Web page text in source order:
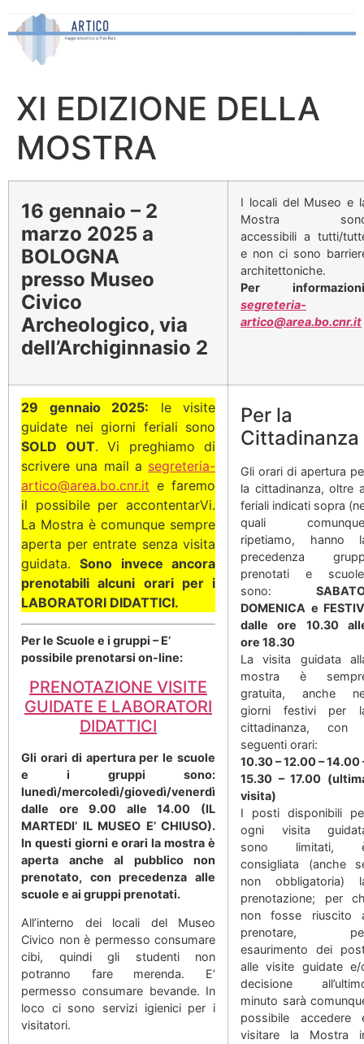
to
content
XI EDIZIONE DELLA
MOSTRA
16 gennaio – 2
marzo 2025 a
BOLOGNA
presso Museo
Civico
Archeologico, via
dell’Archiginnasio 2
I locali del Museo e
Mostra
accessibili a tutti/
e non ci sono
architettoniche.
Per
segreteria-
artico@area.bo.cnr.it
29 gennaio 2025: le visite
guidate nei giorni feriali sono
SOLD OUT. Vi preghiamo di
scrivere una mail a segreteria-
artico@area.bo.cnr.it e faremo
il possibile per accontentarVi.
La Mostra è comunque sempre
aperta per entrate senza visita
guidata.Sono invece ancora
prenotabili alcuni orari per i
LABORATORI DIDATTICI.
Per le Scuole e i gruppi – E’
possibile prenotarsi on-line:
PRENOTAZIONE VISITE
GUIDATE E LABORATORI
DIDATTICI
Gli orari di apertura per le scuole
e i gruppi sono:
lunedì/mercoledì/giovedì/venerdì
dalle ore 9.00 alle 14.00 (IL
MARTEDI’ IL MUSEO E’ CHIUSO).
In questi giorni e orari la mostra è
aperta anche al pubblico non
prenotato, con precedenza alle
scuole e ai gruppi prenotati.
All’interno dei locali del Museo
Civico non è permesso consumare
cibi, quindi gli studenti non
potranno fare merenda. E’
permesso consumare bevande. In
loco ci sono servizi igienici per i
visitatori.
Per la
Cittadinanza
Gli orari di apertura
la cittadinanza, oltre
feriali indicati sopra
quali
ripetiamo, hanno
precedenza
prenotati e
sono:
DOMENICA e
dalle ore 10.30
ore 18.30
La visita guidata
mostra è
gratuita, anche
giorni festivi per
cittadinanza, con
seguenti orari:
10.30 – 12.00 – 14.00
15.30 – 17.00
visita)
I posti disponibili
ogni visita
sono limitati,
consigliata (anche
non obbligatoria)
prenotazione; per
non fosse riuscito
prenotare,
esaurimento dei
alle visite guidate e/
decisione
minuto sarà
possibile accedere
visitare la Mostra